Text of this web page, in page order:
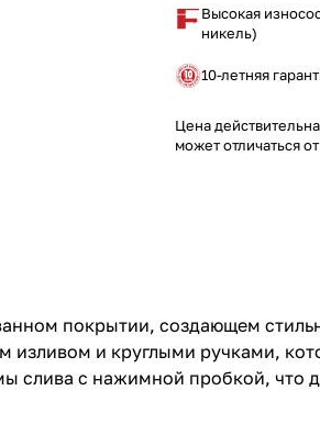
Высокая
никель)
10-летняя
Цена
может отличаться
покрытии, создающем
изливом и круглыми ручками,
слива с нажимной пробкой, что